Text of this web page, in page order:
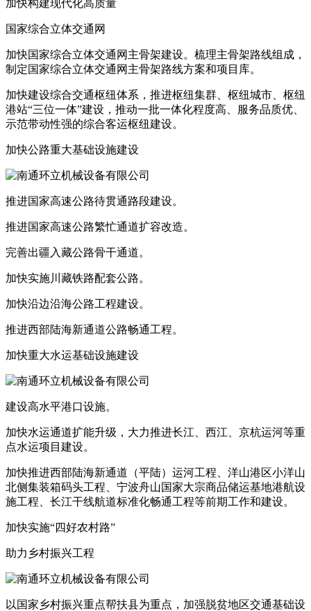
加快构建现代化高质量
国家综合立体交通网
加快国家综合立体交通网主骨架建设。梳理主骨架路线组成，
制定国家综合立体交通网主骨架路线方案和项目库。
加快建设综合交通枢纽体系，推进枢纽集群、枢纽城市、枢纽
港站“三位一体”建设，推动一批一体化程度高、服务品质优、
示范带动性强的综合客运枢纽建设。
加快公路重大基础设施建设
推进国家高速公路待贯通路段建设。
推进国家高速公路繁忙通道扩容改造。
完善出疆入藏公路骨干通道。
加快实施川藏铁路配套公路。
加快沿边沿海公路工程建设。
推进西部陆海新通道公路畅通工程。
加快重大水运基础设施建设
建设高水平港口设施。
加快水运通道扩能升级，大力推进长江、西江、京杭运河等重
点水运项目建设。
加快推进西部陆海新通道（平陆）运河工程、洋山港区小洋山
北侧集装箱码头工程、宁波舟山国家大宗商品储运基地港航设
施工程、长江干线航道标准化畅通工程等前期工作和建设。
加快实施“四好农村路”
助力乡村振兴工程
以国家乡村振兴重点帮扶县为重点，加强脱贫地区交通基础设